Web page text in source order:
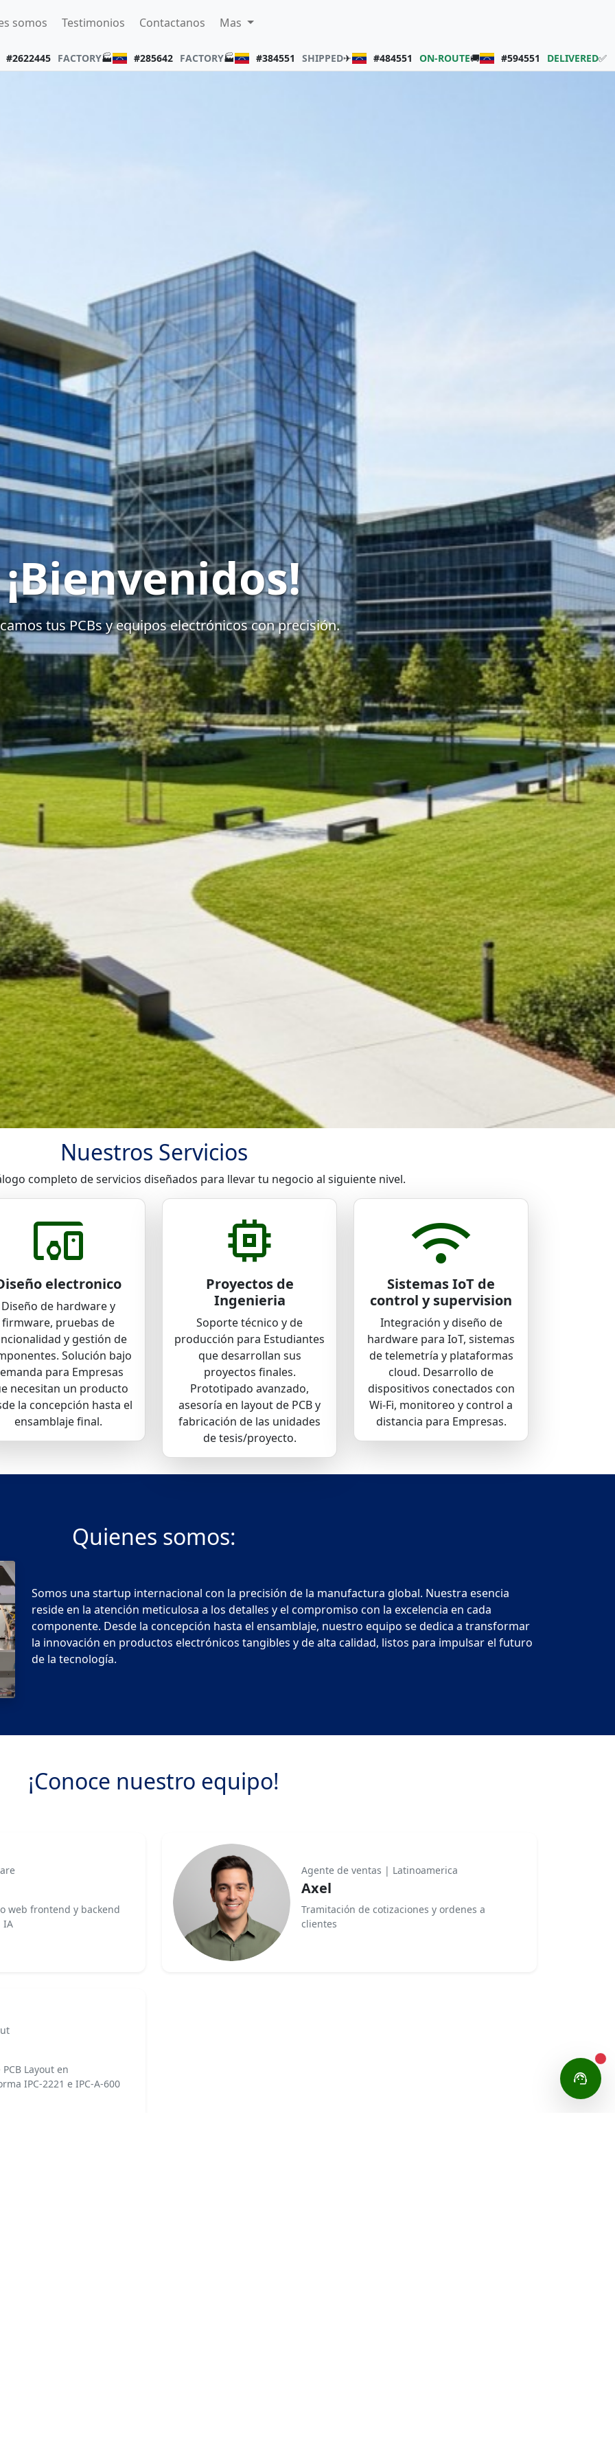
somos Testimonios Contactanos Mas
#2622445 FACTORY🏭 #285642 FACTORY🏭 #384551 SHIPPED✈ #484551 ON-ROUTE🚚 #594551 DELIVERED✅
¡Bienvenidos!
tus PCBs y equipos electrónicos con precisión.
Nuestros Servicios
completo de servicios diseñados para llevar tu negocio al siguiente nivel.
devices_other
electronico
Diseño de hardware y
firmware, pruebas de
y gestión de
Solución bajo
para Empresas
necesitan un producto
la concepción hasta el
ensamblaje final.
memory
Proyectos de
Ingenieria
Soporte técnico y de
producción para Estudiantes
que desarrollan sus
proyectos finales.
Prototipado avanzado,
asesoría en layout de PCB y
fabricación de las unidades
de tesis/proyecto.
wifi
Sistemas IoT de
control y supervision
Integración y diseño de
hardware para IoT, sistemas
de telemetría y plataformas
cloud. Desarrollo de
dispositivos conectados con
Wi-Fi, monitoreo y control a
distancia para Empresas.
Quienes somos:
Somos una startup internacional con la precisión de la manufactura global. Nuestra esencia
reside en la atención meticulosa a los detalles y el compromiso con la excelencia en cada
componente. Desde la concepción hasta el ensamblaje, nuestro equipo se dedica a transformar
la innovación en productos electrónicos tangibles y de alta calidad, listos para impulsar el futuro
de la tecnología.
¡Conoce nuestro equipo!
web frontend y backend
IA
Agente de ventas | Latinoamerica
Axel
Tramitación de cotizaciones y ordenes a
clientes
Layout en
IPC-2221 e IPC-A-600
support_agent